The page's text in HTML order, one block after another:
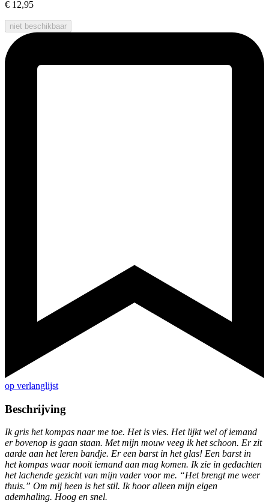
€ 12,95
niet beschikbaar
op verlanglijst
Beschrijving
Ik gris het kompas naar me toe. Het is vies. Het lijkt wel of iemand
er bovenop is gaan staan. Met mijn mouw veeg ik het schoon. Er zit
aarde aan het leren bandje. Er een barst in het glas! Een barst in
het kompas waar nooit iemand aan mag komen. Ik zie in gedachten
het lachende gezicht van mijn vader voor me. “Het brengt me weer
thuis.” Om mij heen is het stil. Ik hoor alleen mijn eigen
ademhaling. Hoog en snel.